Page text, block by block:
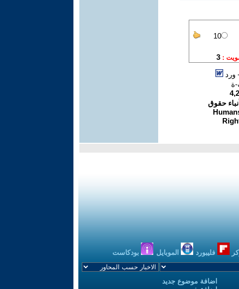
ة
فليبورد الموبايل بودكاست
اضافة موضوع جديد